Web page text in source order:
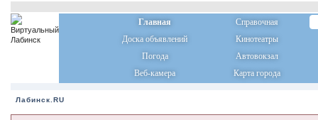
Главная
Справочная
Доска объявлений
Кинотеатры
Погода
Автовокзал
Веб-камера
Карта города
Лабинск.RU